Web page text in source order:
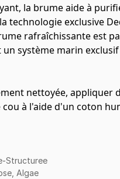
la brume aide à
technologie exclusive
rafraîchissante est
système marin
nettoyée, appliquer
à l'aide d'un coton
Structuree
Algae